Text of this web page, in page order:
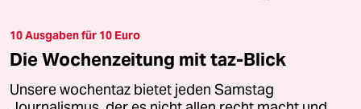
10 Ausgaben für 10 Euro
Die Wochenzeitung mit taz-Blick
Unsere wochentaz bietet jeden Samstag